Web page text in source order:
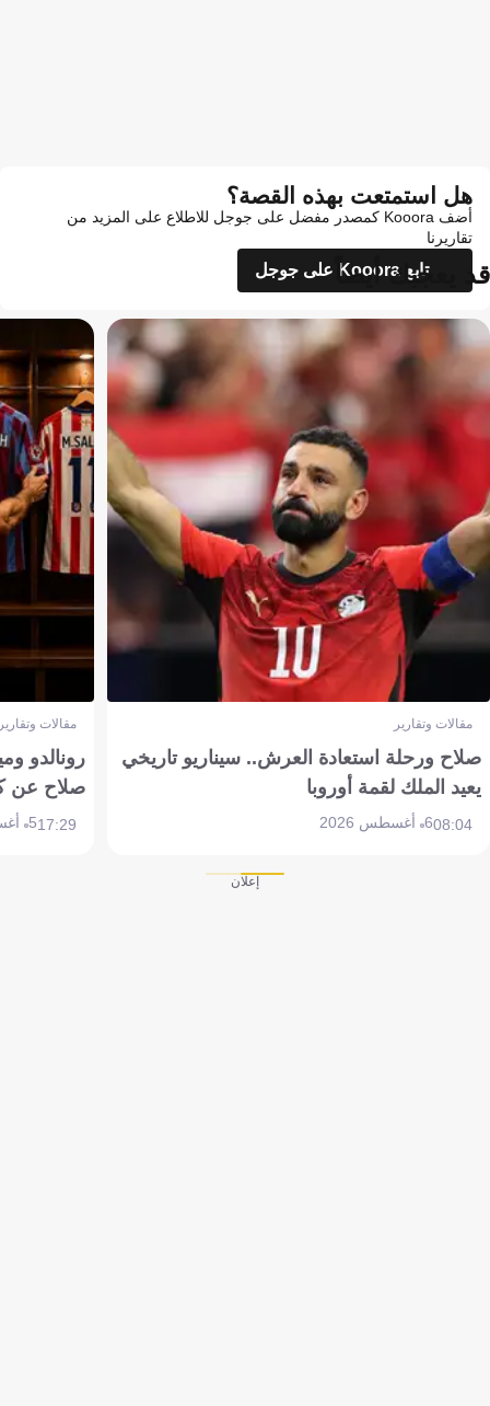
هل استمتعت بهذه القصة؟
أضف Kooora كمصدر مفضل على جوجل للاطلاع على المزيد من
تقاريرنا
تابع Kooora على جوجل
قد يعجبك أيضاً
مقالات وتقارير
صلاح ورحلة استعادة العرش.. سيناريو تاريخي
يعيد الملك لقمة أوروبا
08:046 أغسطس 2026
مقالات
رونالدو
صلاح عن
17:295 أغسطس 2026
إعلان